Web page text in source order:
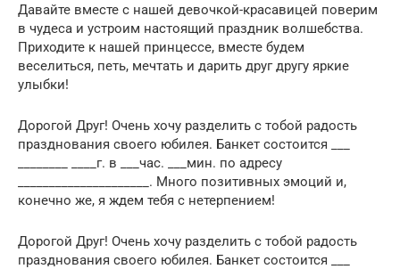
Давайте вместе с нашей девочкой-красавицей поверим
в чудеса и устроим настоящий праздник волшебства.
Приходите к нашей принцессе, вместе будем
веселиться, петь, мечтать и дарить друг другу яркие
улыбки!
Дорогой Друг! Очень хочу разделить с тобой радость
празднования своего юбилея. Банкет состоится ___
________ ____г. в ___час. ___мин. по адресу
_____________________. Много позитивных эмоций и,
конечно же, я ждем тебя с нетерпением!
Дорогой Друг! Очень хочу разделить с тобой радость
празднования своего юбилея. Банкет состоится ___